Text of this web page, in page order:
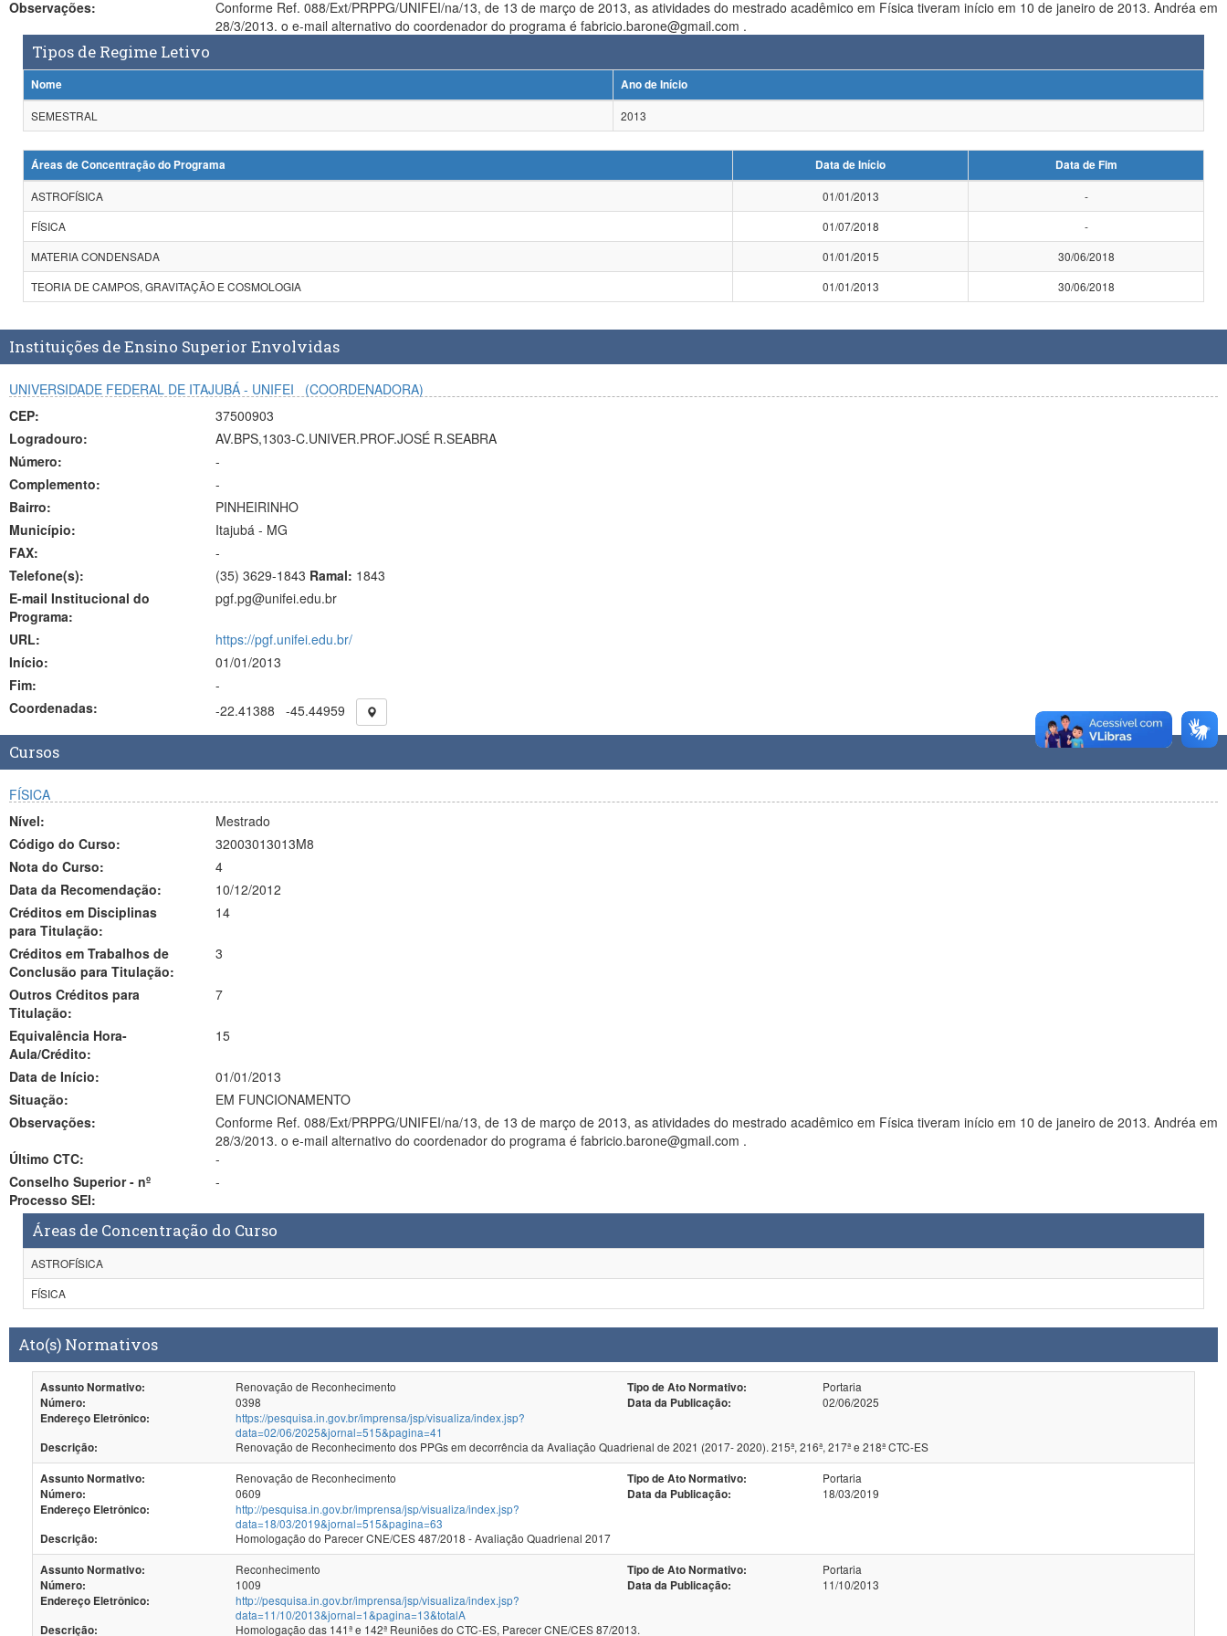
Observações:
Conforme Ref. 088/Ext/PRPPG/UNIFEI/na/13, de 13 de março de 2013, as atividades do mestrado acadêmico em Física tiveram início em 10 de janeiro de 2013. Andréa em
28/3/2013. o e-mail alternativo do coordenador do programa é fabricio.barone@gmail.com .
Tipos de Regime Letivo
Nome
Ano de Início
SEMESTRAL
2013
Áreas de Concentração do Programa Data de Início
Data de Fim
ASTROFÍSICA
01/01/2013
-
FÍSICA
01/07/2018
-
MATERIA CONDENSADA
01/01/2015
30/06/2018
TEORIA DE CAMPOS, GRAVITAÇÃO E COSMOLOGIA
01/01/2013 30/06/2018
Instituições de Ensino Superior Envolvidas
UNIVERSIDADE FEDERAL DE ITAJUBÁ - UNIFEI
(COORDENADORA)
CEP:
37500903
Logradouro:
AV.BPS,1303-C.UNIVER.PROF.JOSÉ R.SEABRA
Número:
-
Complemento:
-
Bairro:
PINHEIRINHO
Município:
Itajubá - MG
FAX:
-
Telefone(s):
(35) 3629-1843 Ramal: 1843
E-mail Institucional do
Programa:
pgf.pg@unifei.edu.br
URL:
https://pgf.unifei.edu.br/
Início:
01/01/2013
Fim:
-
Coordenadas:
-22.41388 -45.44959
Cursos
FÍSICA
Nível:
Mestrado
Código do Curso:
32003013013M8
Nota do Curso:
4
Data da Recomendação:
10/12/2012
Créditos em Disciplinas
para Titulação:
14
Créditos em Trabalhos de
Conclusão para Titulação:
3
Outros Créditos para
Titulação:
7
Equivalência Hora-
Aula/Crédito:
15
Data de Início:
01/01/2013
Situação:
EM FUNCIONAMENTO
Observações:
Conforme Ref. 088/Ext/PRPPG/UNIFEI/na/13, de 13 de março de 2013, as atividades do mestrado acadêmico em Física tiveram início em 10 de janeiro de 2013. Andréa em
28/3/2013. o e-mail alternativo do coordenador do programa é fabricio.barone@gmail.com .
Último CTC:
-
Conselho Superior - nº
Processo SEI:
-
Áreas de Concentração do Curso
ASTROFÍSICA
FÍSICA
Ato(s) Normativos
Assunto Normativo: Renovação de Reconhecimento Tipo de Ato Normativo:
Portaria
Número:
0398 Data da Publicação:
02/06/2025
Endereço Eletrônico:
https://pesquisa.in.gov.br/imprensa/jsp/visualiza/index.jsp?
data=02/06/2025&jornal=515&pagina=41
Descrição:
Renovação de Reconhecimento dos PPGs em decorrência da Avaliação Quadrienal de 2021 (2017- 2020). 215ª, 216ª, 217ª e 218ª CTC-ES
Assunto Normativo: Renovação de Reconhecimento Tipo de Ato Normativo:
Portaria
Número:
0609 Data da Publicação:
18/03/2019
Endereço Eletrônico:
http://pesquisa.in.gov.br/imprensa/jsp/visualiza/index.jsp?
data=18/03/2019&jornal=515&pagina=63
Descrição:
Homologação do Parecer CNE/CES 487/2018 - Avaliação Quadrienal 2017
Assunto Normativo: Reconhecimento Tipo de Ato Normativo:
Portaria
Número:
1009 Data da Publicação:
11/10/2013
Endereço Eletrônico:
http://pesquisa.in.gov.br/imprensa/jsp/visualiza/index.jsp?
data=11/10/2013&jornal=1&pagina=13&totalA
Descrição:
Homologação das 141ª e 142ª Reuniões do CTC-ES, Parecer CNE/CES 87/2013.